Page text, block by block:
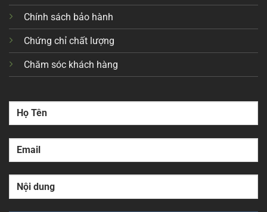
Chính sách bảo hành
Chứng chỉ chất lượng
Chăm sóc khách hàng